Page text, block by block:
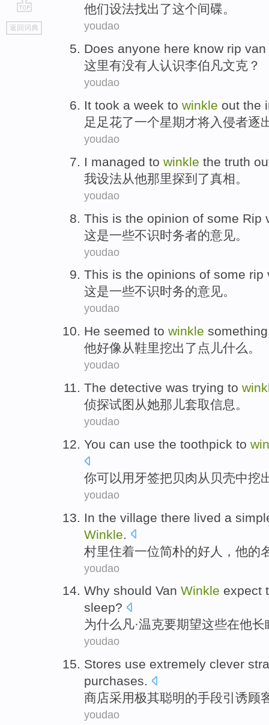
go
top
返回词典
他们设法找出了这个间碟。
youdao
Does anyone here know rip van
这里有没有人 认识李伯凡文克 ？
youdao
It took a week to winkle out the
足足花了一个星期才将入侵者逐
youdao
I managed to winkle the truth
我设法从他那里探到了真相。
youdao
This is the opinion of some Rip
这是一些不识时务者的意见。
youdao
This is the opinions of some rip
这是一些不识时务的意见。
youdao
He seemed to winkle
他好像 从鞋里挖出了点儿什么。
youdao
The detective was trying to
侦探试图 从她那儿套取信息。
youdao
You can use the toothpick to
你可以用 牙签把贝肉 从 贝壳中挖
youdao
In the village there lived a
Winkle
村里住着一位简朴的好人 ， 他的
youdao
Why should Van Winkle expect
sleep?
为什么 凡·温克要期望这些在他长
youdao
Stores use extremely clever
purchases.
商店采用极其聪明的手段引诱顾
youdao